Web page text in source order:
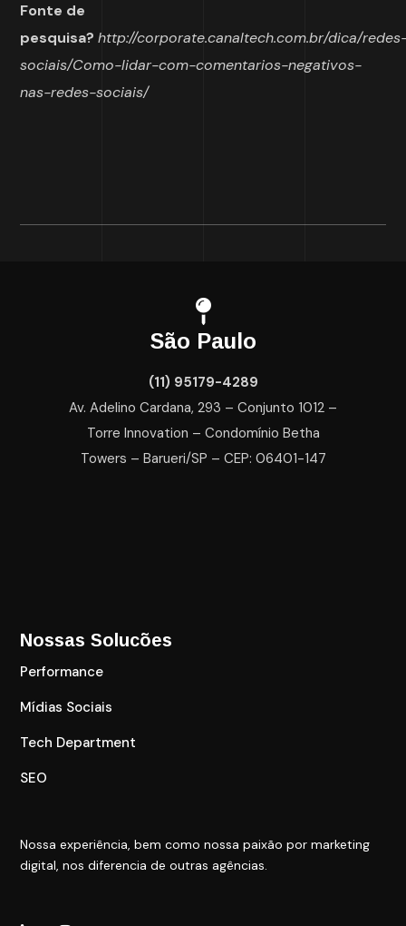
Fonte de
pesquisa? http://corporate.canaltech.com.br/dica/
sociais/Como-lidar-com-comentarios-negativos-
nas-redes-sociais/
São Paulo
(11) 95179-4289
Av. Adelino Cardana, 293 – Conjunto 1012 –
Torre Innovation – Condomínio Betha
Towers – Barueri/SP – CEP: 06401-147
Nossas Solucões
Performance
Mídias Sociais
Tech Department
SEO
Nossa experiência, bem como nossa paixão por marketing
digital, nos diferencia de outras agências.